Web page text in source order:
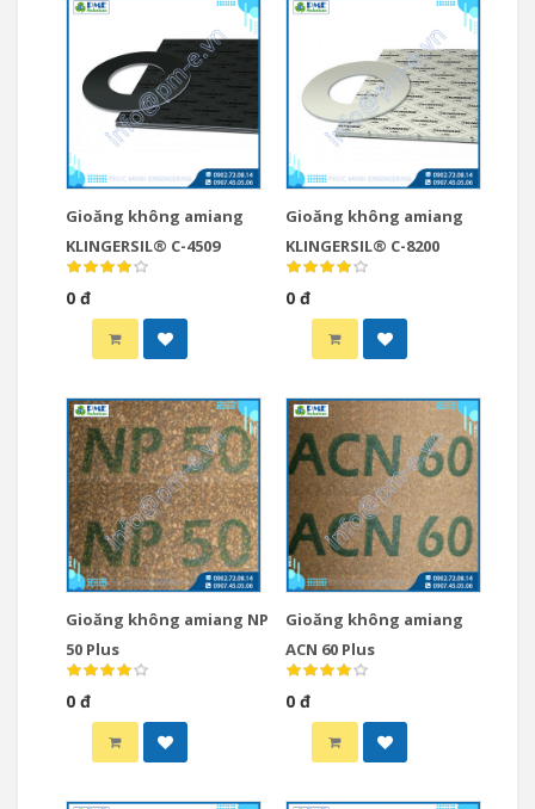
Gioăng không amiang
KLINGERSIL® C-4509
0 đ
Gioăng không amiang
KLINGERSIL® C-8200
0 đ
Gioăng không amiang NP
50 Plus
0 đ
Gioăng không amiang
ACN 60 Plus
0 đ